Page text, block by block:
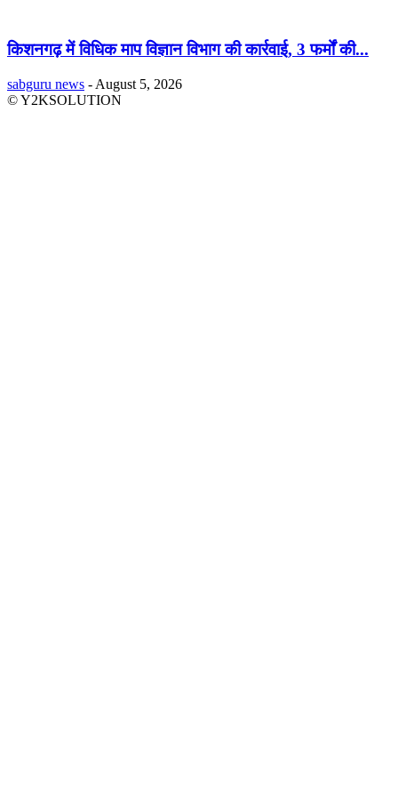
किशनगढ़ में विधिक माप विज्ञान विभाग की कार्रवाई, 3 फर्मों की...
sabguru news - August 5, 2026
© Y2KSOLUTION